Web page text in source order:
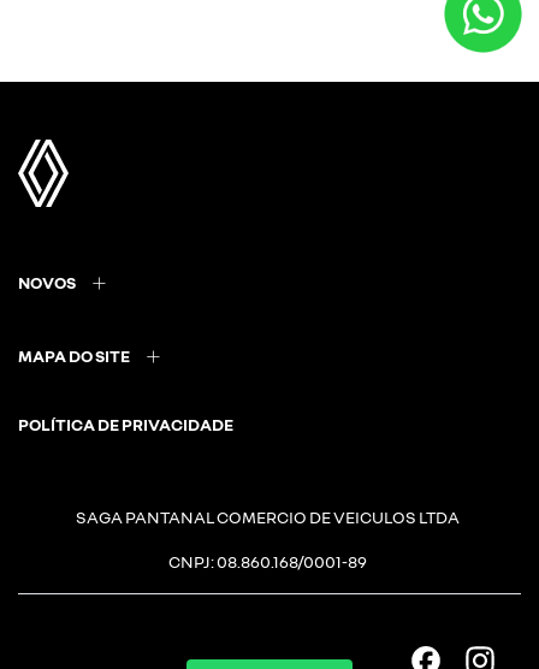
NOVOS
MAPA DO SITE
POLÍTICA DE PRIVACIDADE
SAGA PANTANAL COMERCIO DE VEICULOS LTDA
CNPJ: 08.860.168/0001-89